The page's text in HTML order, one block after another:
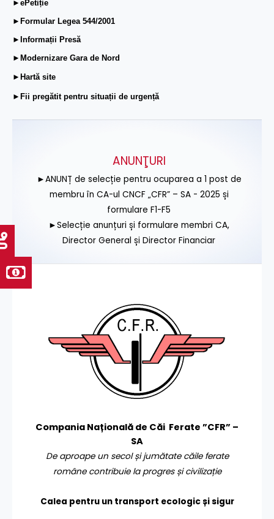
►ePetiție
►Formular Legea 544/2001
►Informații Presă
►Modernizare Gara de Nord
►Hartă site
►Fii pregătit pentru situații de urgență
ANUNŢURI
►ANUNȚ de selecție pentru ocuparea a 1 post de
membru în CA-ul CNCF „CFR” – SA - 2025 și
formulare F1-F5
►Selecție anunțuri și formulare membri CA,
Director General și Director Financiar
Compania Națională de Căi Ferate ”CFR” –
SA
De aproape un secol și jumătate căile ferate
române contribuie la progres și civilizație
Calea pentru un transport ecologic și sigur